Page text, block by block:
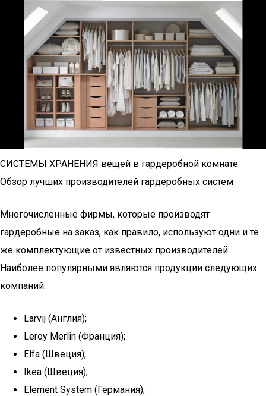
СИСТЕМЫ ХРАНЕНИЯ вещей в гардеробной комнате
Обзор лучших производителей гардеробных систем
Многочисленные фирмы, которые производят
гардеробные на заказ, как правило, используют одни и те
же комплектующие от известных производителей.
Наиболее популярными являются продукции следующих
компаний:
Larvij (Англия);
Leroy Merlin (Франция);
Elfa (Швеция);
Ikea (Швеция);
Element System (Германия);